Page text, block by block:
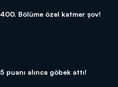
400. Bölüme özel katmer şov!
5 puanı alınca göbek attı!